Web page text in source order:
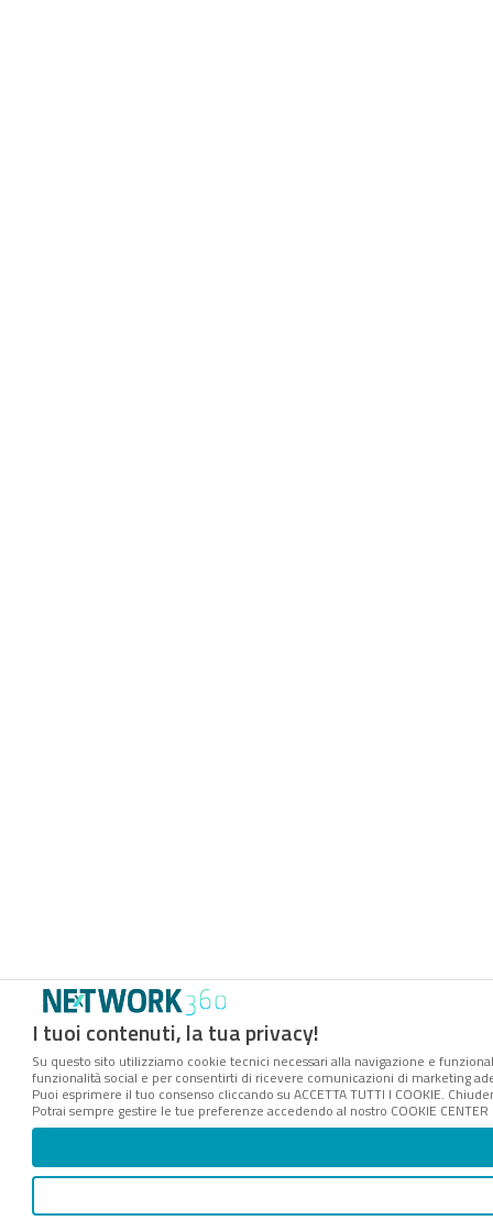
I tuoi contenuti, la tua privacy!
Su questo sito utilizziamo cookie tecnici necessari alla navigazione e
funzionalità social e per consentirti di ricevere comunicazioni di marketing
Puoi esprimere il tuo consenso cliccando su ACCETTA TUTTI I COOKIE.
Potrai sempre gestire le tue preferenze accedendo al nostro COOKIE